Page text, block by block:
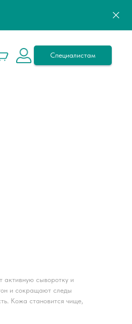
Специалистам
сыворотку и
и сокращают следы
Кожа становится чище,